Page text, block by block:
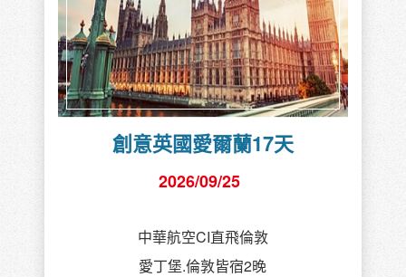
創意英國愛爾蘭17天
2026/09/25
中華航空CI直飛倫敦
愛丁堡.倫敦皆宿2晚